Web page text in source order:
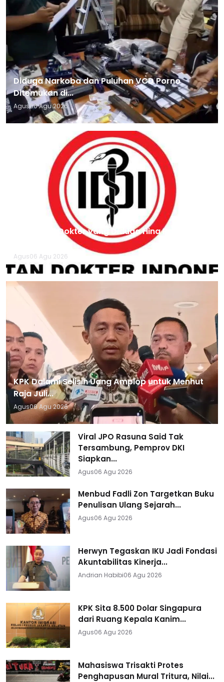
Diduga Narkoba dan Puluhan VCD Porno
Ditemukan di...
Agus06 Agu 2026
IDI Panggil Dokter yang Diduga Hina Pasien
BPJS Yurizal,...
Agus06 Agu 2026
KPK Dalami Selisih Uang Amplop untuk Menhut
Raja Juli...
Agus06 Agu 2026
Viral JPO Rasuna Said Tak
Tersambung, Pemprov DKI
Siapkan...
Agus06 Agu 2026
Menbud Fadli Zon Targetkan Buku
Penulisan Ulang Sejarah...
Agus06 Agu 2026
Herwyn Tegaskan IKU Jadi Fondasi
Akuntabilitas Kinerja...
Andrian Habibi06 Agu 2026
KPK Sita 8.500 Dolar Singapura
dari Ruang Kepala Kanim...
Agus06 Agu 2026
Mahasiswa Trisakti Protes
Penghapusan Mural Tritura, Nilai...